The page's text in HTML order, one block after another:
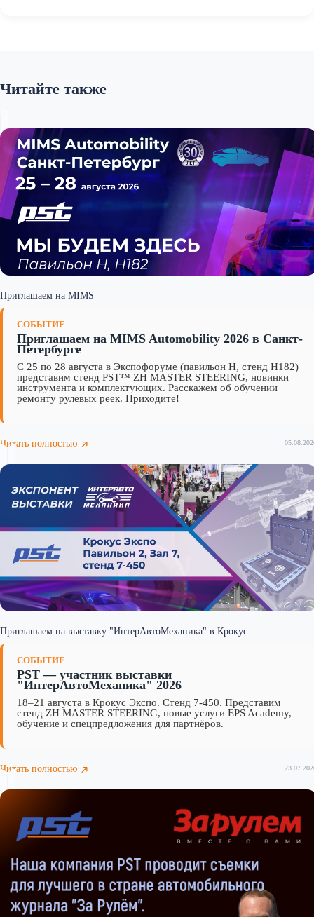
Читайте также
Приглашаем на MIMS
СОБЫТИЕ
Приглашаем на MIMS Automobility 2026 в Санкт-
Петербурге
С 25 по 28 августа в Экспофоруме (павильон H, стенд H182)
представим стенд PST™ ZH MASTER STEERING, новинки
инструмента и комплектующих. Расскажем об обучении
ремонту рулевых реек. Приходите!
Читать полностью
Приглашаем на выставку "ИнтерАвтоМеханика" в Крокус
СОБЫТИЕ
PST — участник выставки
"ИнтерАвтоМеханика" 2026
18–21 августа в Крокус Экспо. Стенд 7-450. Представим
стенд ZH MASTER STEERING, новые услуги EPS Academy,
обучение и спецпредложения для партнёров.
Читать полностью